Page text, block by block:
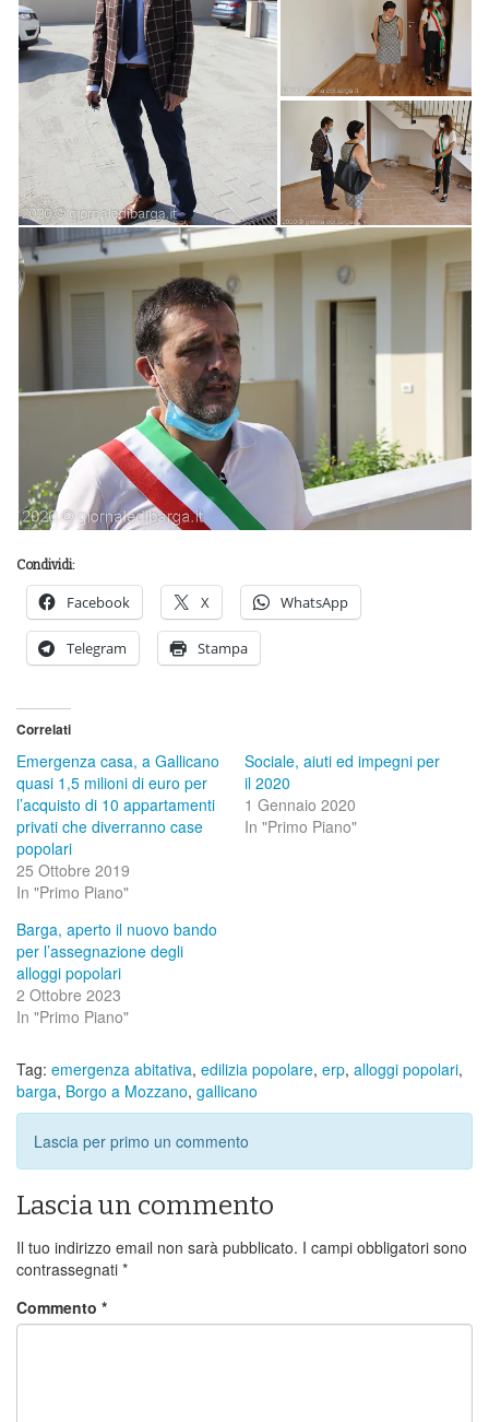
Condividi:
Facebook X WhatsApp
Telegram Stampa
Correlati
Emergenza casa, a Gallicano
quasi 1,5 milioni di euro per
l’acquisto di 10 appartamenti
privati che diverranno case
popolari
25 Ottobre 2019
In "Primo Piano"
Sociale, aiuti ed impegni per
il 2020
1 Gennaio 2020
In "Primo Piano"
Barga, aperto il nuovo bando
per l’assegnazione degli
alloggi popolari
2 Ottobre 2023
In "Primo Piano"
Tag: emergenza abitativa, edilizia popolare, erp, alloggi popolari,
barga, Borgo a Mozzano, gallicano
Lascia per primo un commento
Lascia un commento
Il tuo indirizzo email non sarà pubblicato. I campi obbligatori sono
contrassegnati *
Commento *